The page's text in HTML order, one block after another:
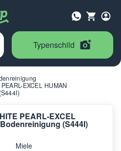
Typenschild
EXCEL HUMAN
PEARL-EXCEL
(S444I)
Miele